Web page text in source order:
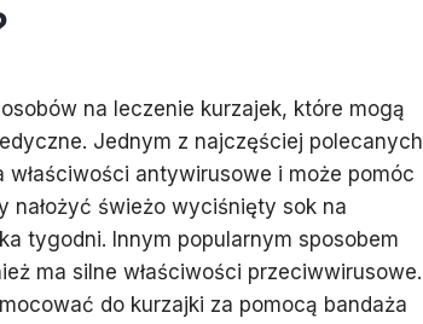
na leczenie kurzajek, które mogą
Jednym z najczęściej polecanych
antywirusowe i może pomóc
nałożyć świeżo wyciśnięty sok na
tygodni. Innym popularnym sposobem
ma silne właściwości przeciwwirusowe.
do kurzajki za pomocą bandaża